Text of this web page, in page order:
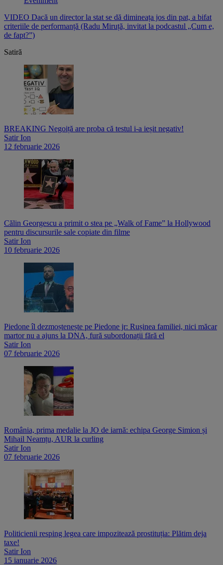
VIDEO Dacă un director la stat se dă dimineața jos din pat, a bifat
criteriile de performanță (Radu Miruță, invitat la podcastul „Cum e,
de fapt?”)
Satiră
BREAKING Negoiță are proba că testul i-a ieșit negativ!
Satir Ion
12 februarie 2026
Călin Georgescu a primit o stea pe „Walk of Fame” la Hollywood
pentru discursurile sale copiate din filme
Satir Ion
10 februarie 2026
Piedone îl dezmoștenește pe Piedone jr: Rușinea familiei, nici măcar
martor nu a ajuns la DNA, fură subordonații fără el
Satir Ion
07 februarie 2026
România, prima medalie la JO de iarnă: echipa George Simion și
Mihail Neamțu, AUR la curling
Satir Ion
07 februarie 2026
Politicienii resping legea care impozitează prostituția: Plătim deja
taxe!
Satir Ion
15 ianuarie 2026